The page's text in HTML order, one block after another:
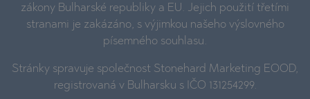
zákony Bulharské republiky a EU. Jejich použití třetími
stranami je zakázáno, s výjimkou našeho výslovného
písemného souhlasu.
Stránky spravuje společnost Stonehard Marketing EOOD,
registrovaná v Bulharsku s IČO 131254299.